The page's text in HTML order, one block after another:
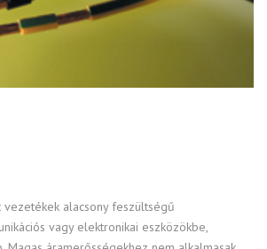
vezetékek alacsony feszültségű
vagy elektronikai eszközökbe,